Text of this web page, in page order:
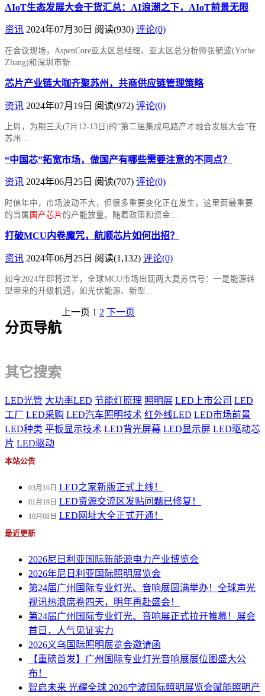
AIoT生态发展大会干货汇总：AI浪潮之下，AIoT前景无限
资讯 2024年07月30日 阅读(930) 评论(0)
在会议现场，AspenCore亚太区总经理、亚太区总分析师张毓波(Yorbe
Zhang)和深圳市新...
芯片产业链大咖齐聚苏州，共商供应链管理策略
资讯 2024年07月19日 阅读(972) 评论(0)
上周，为期三天(7月12-13日)的“第二届集成电路产才融合发展大会”在
苏州...
“中国芯”拓宽市场，做国产有哪些需要注意的不同点？
资讯 2024年06月25日 阅读(707) 评论(0)
时值年中，市场波动不大，但很多重要变化正在发生，这里面最重要
的当属 国产芯片的产能放量。随着政策和资金...
打破MCU内卷魔咒，航顺芯片如何出招？
资讯 2024年06月25日 阅读(1,132) 评论(0)
如今2024年即将过半，全球MCU市场出现两大复苏信号：一是能源转
型带来的升级机遇，如光伏能源、新型...
分页导航
上一页 1 2 下一页
其它搜索
LED光管 大功率LED 节能灯原理 照明展 LED上市公司 LED
工厂
LED采购 LED汽车照明技术 红外线LED LED市场前景
LED种类 平板显示技术 LED背光屏幕 LED显示屏 LED驱动芯
片 LED驱动
本站公告
03月16日 LED之家新版正式上线！
01月19日 LED资源交流区发贴问题已修复！
10月08日 LED网址大全正式开通！
最近更新
2026尼日利亚国际新能源电力产业博览会
2026年尼日利亚国际照明展览会
第24届广州国际专业灯光、音响展圆满举办！全球声光
视讯热浪席卷四天，明年再赴盛会！
第24届广州国际专业灯光、音响展正式拉开帷幕！展会
首日，人气见证实力
2026义乌国际照明展览会邀请函
【重磅首发】广州国际专业灯光音响展展位图盛大公
布！
智启未来 光耀全球 2026宁波国际照明展览会赋能照明产